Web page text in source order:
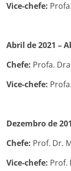
Vice-chefe:
Abril de 2021 –
Chefe: Profa.
Vice-chefe:
Dezembro de
Chefe: Prof. Dr.
Vice-chefe: Prof.